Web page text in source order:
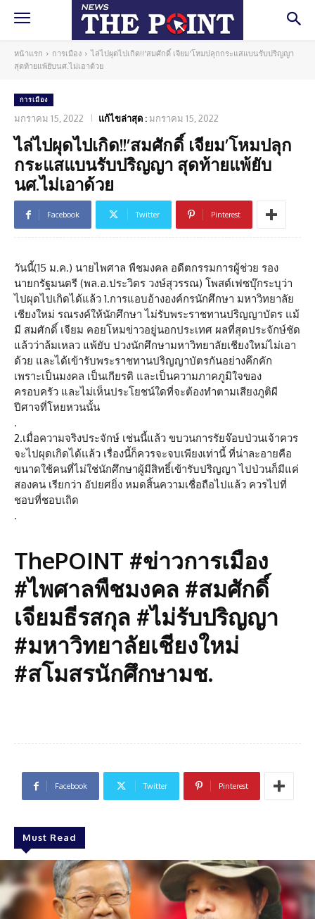
หน้าแรก การเมือง
ไล่ไปผุดไปเกิด!!'สมศักดิ์ เจียม'โหมปลุกกระแสแบนรับปริญญา
สุดท้ายแพ้ยับนศ.ไม่เอาด้วย
การเมือง
มกราคม 15, 2022 แก้ไขล่าสุด : มกราคม 15, 2022
ไล่ไปผุดไปเกิด!!’สมศักดิ์ เจียม’โหมปลุก
กระแสแบนรับปริญญา สุดท้ายแพ้ยับ
นศ.ไม่เอาด้วย
Facebook Twitter Pinterest
วันนี้(15 ม.ค.) นายไพศาล พืชมงคล อดีตกรรมการผู้ช่วย รอง
นายกรัฐมนตรี (พล.อ.ประวิตร วงษ์สุวรรณ) โพสต์เฟซบุ๊กระบุว่า
ไปผุดไปเกิดได้แล้ว 1.การแอบอ้างองค์กรนักศึกษา มหาวิทยาลัย
เชียงใหม่ รณรงค์ให้นักศึกษา ไม่รับพระราชทานปริญญาบัตร แม้
มี สมศักดิ์ เจียม คอยโหมข่าวอยู่นอกประเทศ ผลที่สุดประจักษ์ชัด
แล้วว่าล้มเหลว แพ้ยับ ปวงนักศึกษามหาวิทยาลัยเชียงใหม่ไม่เอา
ด้วย และได้เข้ารับพระราชทานปริญญาบัตรกันอย่างคึกคัก
เพราะเป็นมงคล เป็นเกียรติ และเป็นความภาคภูมิใจของ
ครอบครัว และไม่เห็นประโยชน์ใดที่จะต้องทำตามเสียงภูติผี
ปีศาจที่โหยหวนนั้น
.
2.เมื่อความจริงประจักษ์ เช่นนี้แล้ว ขบวนการรัยจ๊อบป่วนเจ้าควร
จะไปผุดเกิดได้แล้ว เรื่องนี้ก็ควรจะจบเพียงเท่านี้ ที่น่าละอายคือ
ขนาดใช้คนที่ไม่ใช่นักศึกษาผู้มีสิทธิ์เข้ารับปริญญา ไปป่วนก็มีแค่
สองคน เรียกว่า อัปยศยิ่ง หมดสิ้นความเชื่อถือไปแล้ว ควรไปที่
ชอบที่ชอบเถิด
.
ThePOINT #ข่าวการเมือง
#ไพศาลพืชมงคล #สมศักดิ์
เจียมธีรสกุล #ไม่รับปริญญา
#มหาวิทยาลัยเชียงใหม่
#สโมสรนักศึกษามช.
Facebook Twitter Pinterest
Must Read